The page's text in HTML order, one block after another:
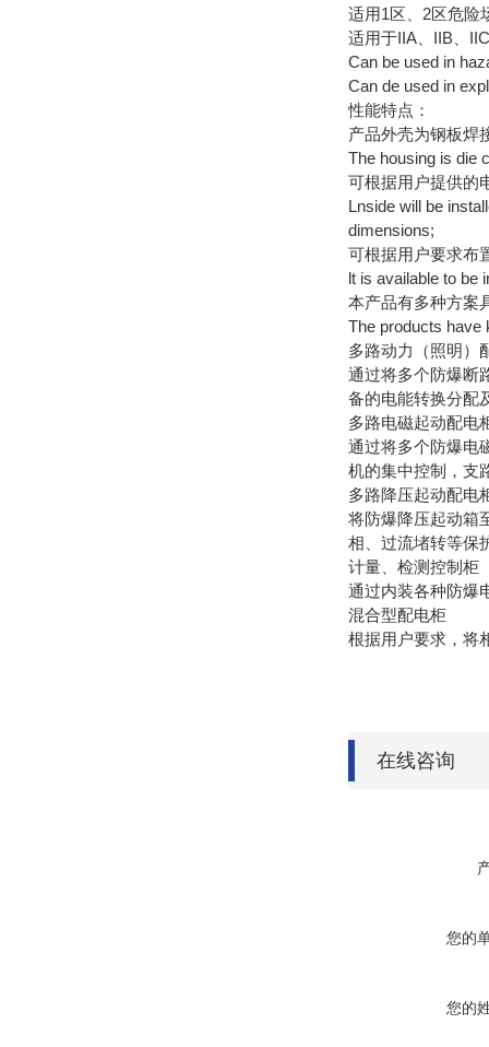
适用1区、2区危险
适用于IIA、IIB、
Can be used in
Can de used in
性能特点：
产品外壳为钢板焊
The housing is die
可根据用户提供的
Lnside will be
dimensions;
可根据用户要求布
lt is available to be
本产品有多种方案
The products have
多路动力（照明）
通过将多个防爆断
备的电能转换分配
多路电磁起动配电
通过将多个防爆电
机的集中控制，支
多路降压起动配电
将防爆降压起动箱
相、过流堵转等保
计量、检测控制柜
通过内装各种防爆
混合型配电柜
根据用户要求，将
在线咨询
您的
您的